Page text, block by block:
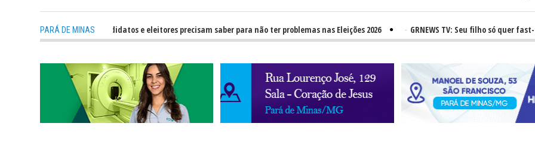
PARÁ DE MINAS
GRNEWS TV: O que candidatos e eleitores precisam saber para não ter problemas nas Eleições 2026 - GRNEWS TV: Seu filho só quer fast-